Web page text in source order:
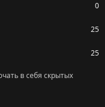
0
25
25
в себя скрытых